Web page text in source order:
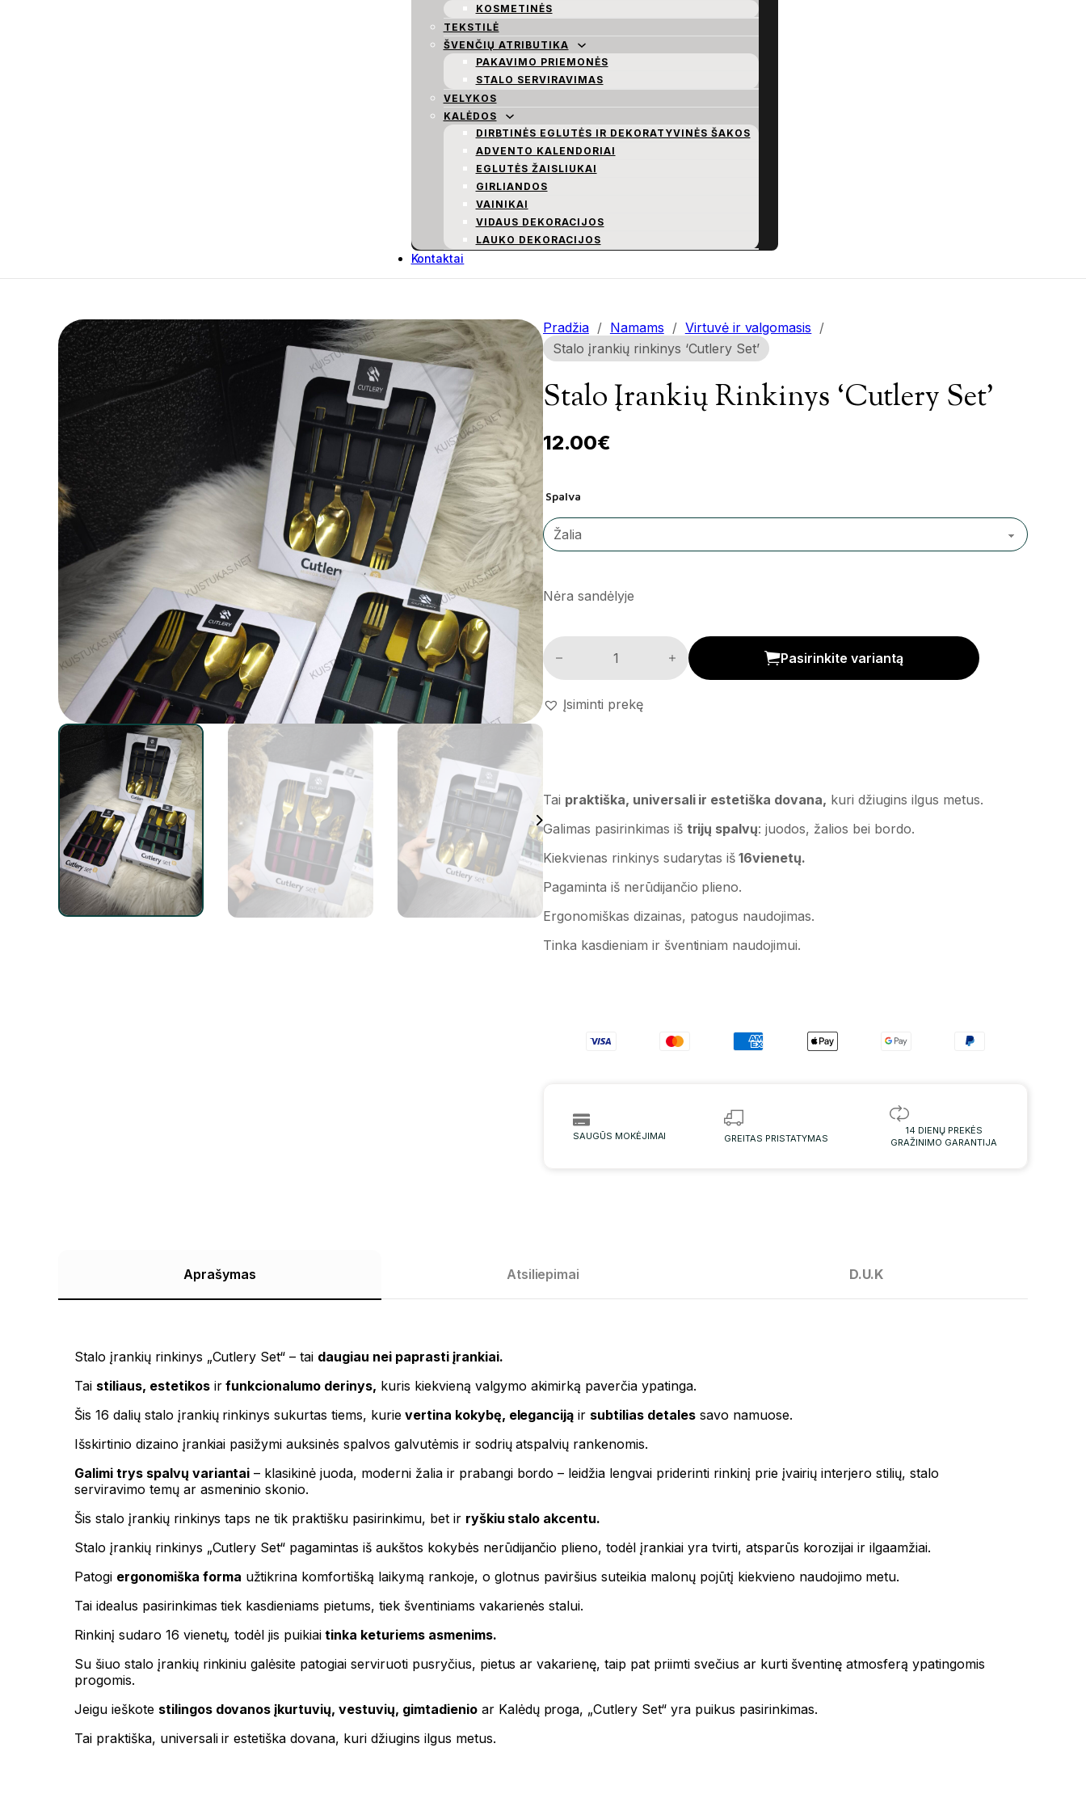
KOSMETINĖS
TEKSTILĖ
ŠVENČIŲ ATRIBUTIKA
PAKAVIMO PRIEMONĖS
STALO SERVIRAVIMAS
VELYKOS
KALĖDOS
DIRBTINĖS EGLUTĖS IR DEKORATYVINĖS ŠAKOS
ADVENTO KALENDORIAI
EGLUTĖS ŽAISLIUKAI
GIRLIANDOS
VAINIKAI
VIDAUS DEKORACIJOS
LAUKO DEKORACIJOS
Kontaktai
Pradžia / Namams / Virtuvė ir valgomasis /
Stalo įrankių rinkinys ‘Cutlery Set’
Stalo Įrankių Rinkinys ‘Cutlery Set’
12.00€
Spalva
Nėra sandėlyje
Stalo įrankių rinkinys 'Cutlery Set' kiekis
Pasirinkite variantą
Įsiminti prekę
Tai praktiška, universali ir estetiška dovana, kuri džiugins ilgus metus.
Galimas pasirinkimas iš trijų spalvų: juodos, žalios bei bordo.
Kiekvienas rinkinys sudarytas iš 16vienetų.
Pagaminta iš nerūdijančio plieno.
Ergonomiškas dizainas, patogus naudojimas.
Tinka kasdieniam ir šventiniam naudojimui.
SAUGŪS MOKĖJIMAI GREITAS PRISTATYMAS
14 DIENŲ PREKĖS
GRAŽINIMO GARANTIJA
Aprašymas Atsiliepimai D.U.K
Stalo įrankių rinkinys „Cutlery Set“ – tai daugiau nei paprasti įrankiai.
Tai stiliaus, estetikosirfunkcionalumo derinys, kuris kiekvieną valgymo akimirką paverčia ypatinga.
Šis 16 dalių stalo įrankių rinkinys sukurtas tiems, kurievertina kokybę, eleganciją ir subtilias detalessavo namuose.
Išskirtinio dizaino įrankiai pasižymi auksinės spalvos galvutėmis ir sodrių atspalvių rankenomis.
Galimi trys spalvų variantai – klasikinė juoda, moderni žalia ir prabangi bordo – leidžia lengvai priderinti rinkinį prie įvairių interjero stilių, stalo
serviravimo temų ar asmeninio skonio.
Šis stalo įrankių rinkinys taps ne tik praktišku pasirinkimu, bet ir ryškiu stalo akcentu.
Stalo įrankių rinkinys „Cutlery Set“ pagamintas iš aukštos kokybės nerūdijančio plieno, todėl įrankiai yra tvirti, atsparūs korozijai ir ilgaamžiai.
Patogi ergonomiška forma užtikrina komfortišką laikymą rankoje, o glotnus paviršius suteikia malonų pojūtį kiekvieno naudojimo metu.
Tai idealus pasirinkimas tiek kasdieniams pietums, tiek šventiniams vakarienės stalui.
Rinkinį sudaro 16 vienetų, todėl jis puikiai tinka keturiems asmenims.
Su šiuo stalo įrankių rinkiniu galėsite patogiai serviruoti pusryčius, pietus ar vakarienę, taip pat priimti svečius ar kurti šventinę atmosferą ypatingomis
progomis.
Jeigu ieškote stilingos dovanos įkurtuvių, vestuvių, gimtadienioar Kalėdų proga, „Cutlery Set“ yra puikus pasirinkimas.
Tai praktiška, universali ir estetiška dovana, kuri džiugins ilgus metus.